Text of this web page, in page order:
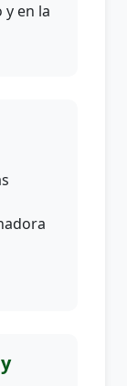
y en la